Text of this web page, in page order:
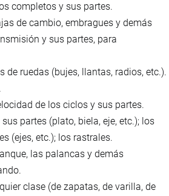
completos y sus partes.
de cambio, embragues y demás
y sus partes, para
de ruedas (bujes, llantas, radios, etc.).
de los ciclos y sus partes.
partes (plato, biela, eje, etc.); los
(ejes, etc.); los rastrales.
las palancas y demás
clase (de zapatas, de varilla, de